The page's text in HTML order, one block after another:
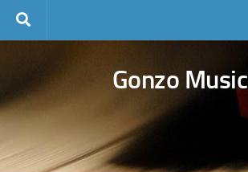
Skip to content
Gonzo Music